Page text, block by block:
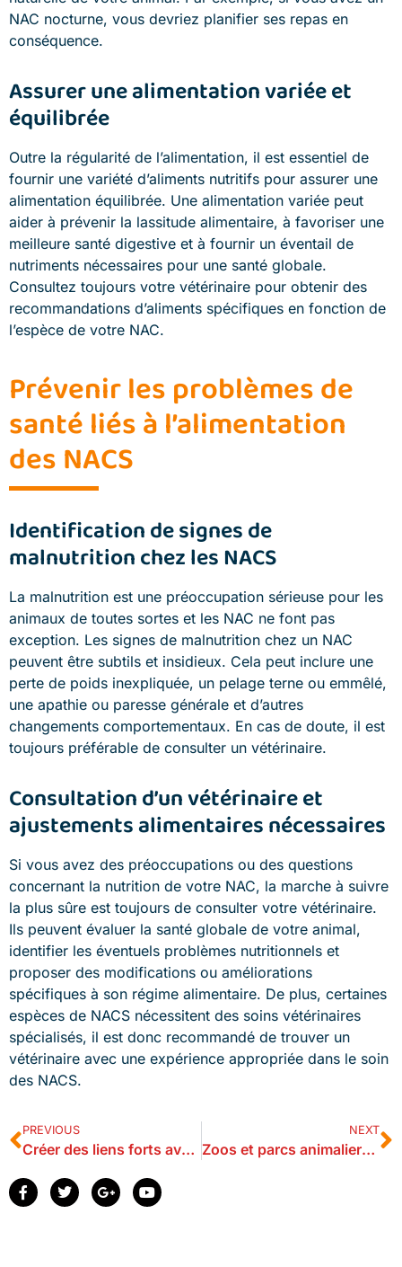
NAC nocturne, vous devriez planifier ses repas en
conséquence.
Assurer une alimentation variée et
équilibrée
Outre la régularité de l’alimentation, il est essentiel de
fournir une variété d’aliments nutritifs pour assurer une
alimentation équilibrée. Une alimentation variée peut
aider à prévenir la lassitude alimentaire, à favoriser une
meilleure santé digestive et à fournir un éventail de
nutriments nécessaires pour une santé globale.
Consultez toujours votre vétérinaire pour obtenir des
recommandations d’aliments spécifiques en fonction de
l’espèce de votre NAC.
Prévenir les problèmes de
santé liés à l’alimentation
des NACS
Identification de signes de
malnutrition chez les NACS
La malnutrition est une préoccupation sérieuse pour les
animaux de toutes sortes et les NAC ne font pas
exception. Les signes de malnutrition chez un NAC
peuvent être subtils et insidieux. Cela peut inclure une
perte de poids inexpliquée, un pelage terne ou emmêlé,
une apathie ou paresse générale et d’autres
changements comportementaux. En cas de doute, il est
toujours préférable de consulter un vétérinaire.
Consultation d’un vétérinaire et
ajustements alimentaires nécessaires
Si vous avez des préoccupations ou des questions
concernant la nutrition de votre NAC, la marche à suivre
la plus sûre est toujours de consulter votre vétérinaire.
Ils peuvent évaluer la santé globale de votre animal,
identifier les éventuels problèmes nutritionnels et
proposer des modifications ou améliorations
spécifiques à son régime alimentaire. De plus, certaines
espèces de NACS nécessitent des soins vétérinaires
spécialisés, il est donc recommandé de trouver un
vétérinaire avec une expérience appropriée dans le soin
des NACS.
PREVIOUS
Créer des liens forts avec les NAC: Comment développer une complicité unique avec vos Nouveaux Animaux de Compagnie
NEXT
Zoos et parcs animaliers en France : des sanctuaires pour la biodiversité